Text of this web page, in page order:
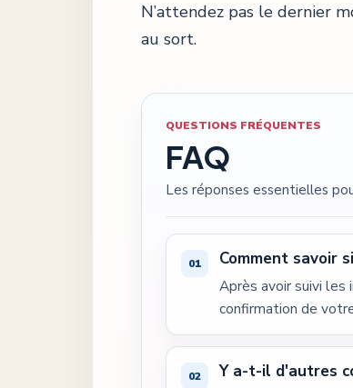
N’attendez pas le dernier
au sort.
QUESTIONS FRÉQUENTES
FAQ
Les réponses essentielles
Comment savoir
Après avoir suivi les
confirmation de
Y a-t-il d'autres